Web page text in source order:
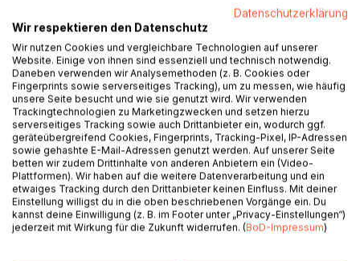
BESCHREIBUNG
nn
AUTOR/IN
PRESSESTIMMEN
REZENSIONEN
Datenschutzerklärung
Wir respektieren den Datenschutz
Wir nutzen Cookies und vergleichbare Technologien auf unserer
Website. Einige von ihnen sind essenziell und technisch notwendig.
Daneben verwenden wir Analysemethoden (z. B. Cookies oder
Fingerprints sowie serverseitiges Tracking), um zu messen, wie häufig
unsere Seite besucht und wie sie genutzt wird. Wir verwenden
Trackingtechnologien zu Marketingzwecken und setzen hierzu
serverseitiges Tracking sowie auch Drittanbieter ein, wodurch ggf.
geräteübergreifend Cookies, Fingerprints, Tracking-Pixel, IP-Adressen
sowie gehashte E-Mail-Adressen genutzt werden. Auf unserer Seite
betten wir zudem Drittinhalte von anderen Anbietern ein (Video-
Plattformen). Wir haben auf die weitere Datenverarbeitung und ein
etwaiges Tracking durch den Drittanbieter keinen Einfluss. Mit deiner
Einstellung willigst du in die oben beschriebenen Vorgänge ein. Du
kannst deine Einwilligung (z. B. im Footer unter „Privacy-Einstellungen“)
jederzeit mit Wirkung für die Zukunft widerrufen. (BoD-Impressum)